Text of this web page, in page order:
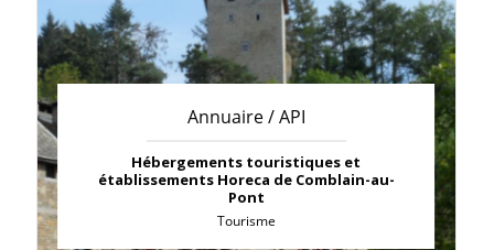
Annuaire / API
Hébergements touristiques et
établissements Horeca de Comblain-au-
Pont
Tourisme